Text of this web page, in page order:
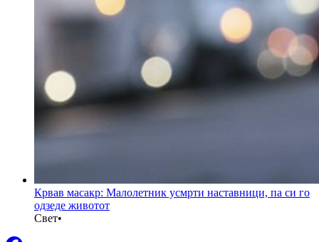
Крвав масакр: Малолетник усмрти наставници, па си го
одзеде животот
Свет•